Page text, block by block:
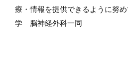
療・情報を提供できるように努
学 脳神経外科一同